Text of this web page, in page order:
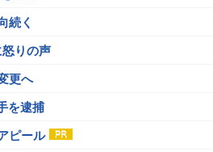
続く
りの声
更へ
を逮捕
ピール